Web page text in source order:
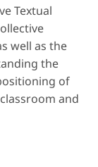
Textual
well as the
the
of
and